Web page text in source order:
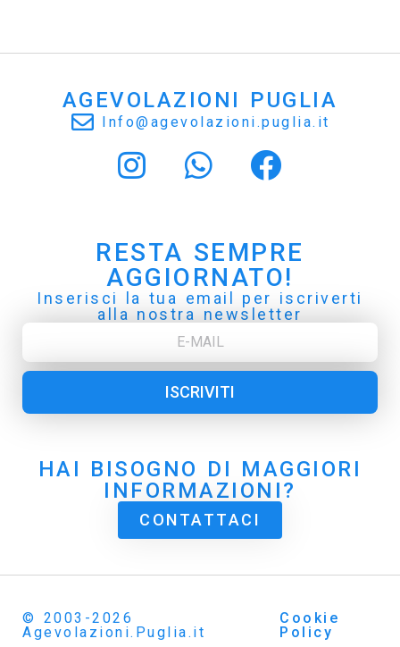
AGEVOLAZIONI PUGLIA
Info@agevolazioni.puglia.it
RESTA SEMPRE
AGGIORNATO!
Inserisci la tua email per iscriverti
alla nostra newsletter
ISCRIVITI
HAI BISOGNO DI MAGGIORI
INFORMAZIONI?
CONTATTACI
© 2003-2026
Agevolazioni.Puglia.it
Cookie
Policy